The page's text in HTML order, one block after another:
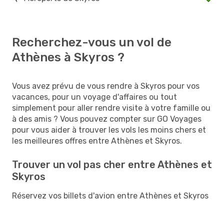
Recherchez-vous un vol de
Athènes à Skyros ?
Vous avez prévu de vous rendre à Skyros pour vos
vacances, pour un voyage d'affaires ou tout
simplement pour aller rendre visite à votre famille ou
à des amis ? Vous pouvez compter sur GO Voyages
pour vous aider à trouver les vols les moins chers et
les meilleures offres entre Athènes et Skyros.
Trouver un vol pas cher entre Athènes et
Skyros
Réservez vos billets d'avion entre Athènes et Skyros